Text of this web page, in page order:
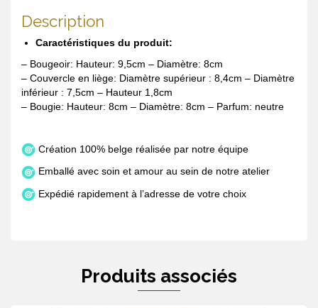
Description
Caractéristiques du produit:
– Bougeoir: Hauteur: 9,5cm – Diamètre: 8cm
– Couvercle en liège: Diamètre supérieur : 8,4cm – Diamètre
inférieur : 7,5cm – Hauteur 1,8cm
– Bougie: Hauteur: 8cm – Diamètre: 8cm – Parfum: neutre
Création 100% belge réalisée par notre équipe
Emballé avec soin et amour au sein de notre atelier
Expédié rapidement à l’adresse de votre choix
Produits associés